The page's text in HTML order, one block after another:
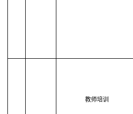
教师培训